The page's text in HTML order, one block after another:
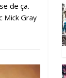
de ça.
Mick Gray